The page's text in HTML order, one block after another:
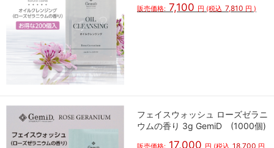
販売価格: 7,100 円 (税込 7,810 円 )
フェイスウォッシュ ローズゼラニ
ウムの香り 3g GemiD (1000個)
17,000 18,700